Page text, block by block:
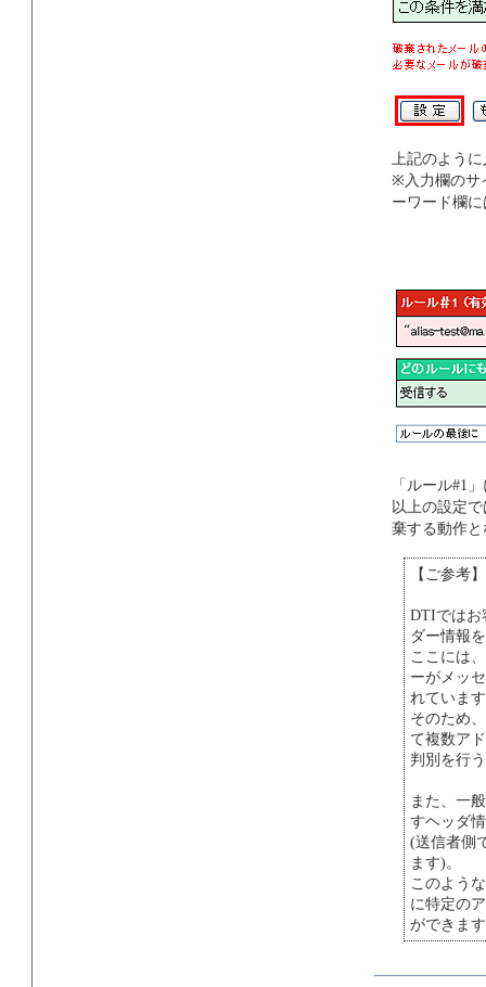
上記のよう
※入力欄のサ
ーワード欄
「ルール#1
以上の設定
棄する動作
【ご参考
DTIではお
ダー情報
ここには
ーがメッ
れていま
そのため
て複数ア
判別を行
また、一
すヘッダ
(送信者側
ます)。
このよう
に特定の
ができま